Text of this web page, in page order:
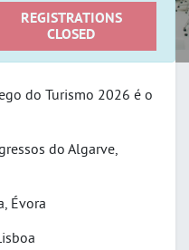
REGISTRATIONS
CLOSED
do Turismo 2026 é o
do Algarve,
Évora